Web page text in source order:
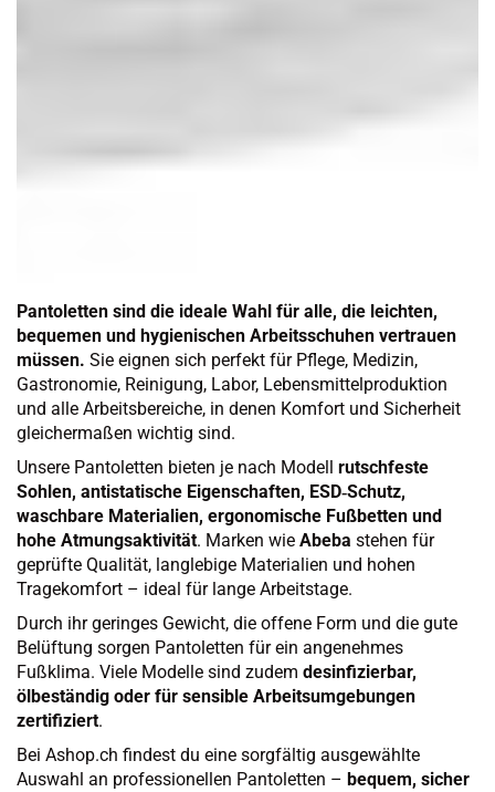
Pantoletten sind die ideale Wahl für alle, die leichten,
bequemen und hygienischen Arbeitsschuhen vertrauen
müssen. Sie eignen sich perfekt für Pflege, Medizin,
Gastronomie, Reinigung, Labor, Lebensmittelproduktion
und alle Arbeitsbereiche, in denen Komfort und Sicherheit
gleichermaßen wichtig sind.
Unsere Pantoletten bieten je nach Modell rutschfeste
Sohlen, antistatische Eigenschaften, ESD‑Schutz,
waschbare Materialien, ergonomische Fußbetten und
hohe Atmungsaktivität. Marken wie Abeba stehen für
geprüfte Qualität, langlebige Materialien und hohen
Tragekomfort – ideal für lange Arbeitstage.
Durch ihr geringes Gewicht, die offene Form und die gute
Belüftung sorgen Pantoletten für ein angenehmes
Fußklima. Viele Modelle sind zudem desinfizierbar,
ölbeständig oder für sensible Arbeitsumgebungen
zertifiziert.
Bei Ashop.ch findest du eine sorgfältig ausgewählte
Auswahl an professionellen Pantoletten – bequem, sicher